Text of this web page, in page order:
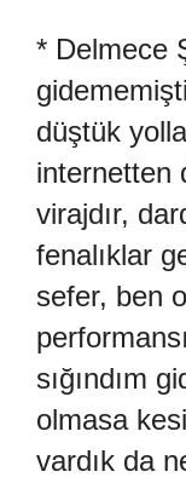
* Delmece
düştük
internetten
virajdır,
fenalıklar
sefer, ben
sığındım
olmasa
vardık da